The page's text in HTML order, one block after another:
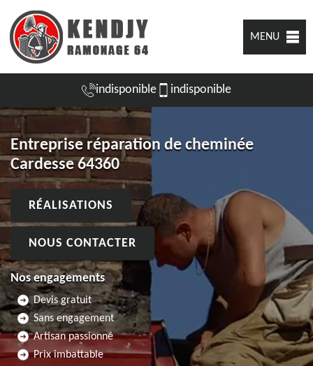
MENU
indisponible indisponible
Entreprise réparation de cheminée
Cardesse 64360
RÉALISATIONS
NOUS CONTACTER
Nos engagements
Devis gratuit
Sans engagement
Artisan passionné
Prix imbattable